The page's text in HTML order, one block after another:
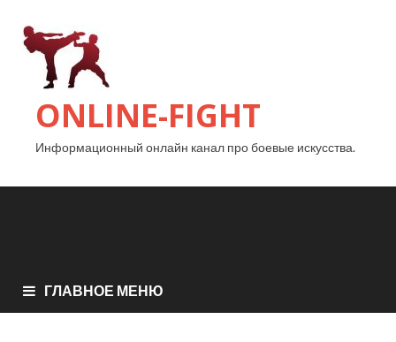
ONLINE-FIGHT
Информационный онлайн канал про боевые искусства.
ГЛАВНОЕ МЕНЮ